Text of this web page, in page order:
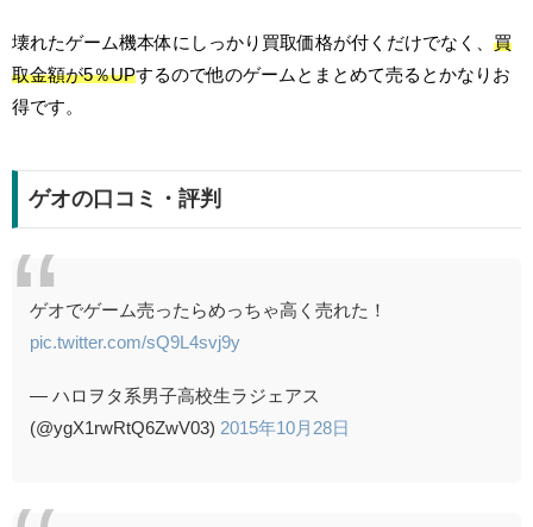
壊れたゲーム機本体にしっかり買取価格が付くだけでなく、 買
取金額が5％UPするので他のゲームとまとめて売るとかなりお
得です。
ゲオの口コミ・評判
ゲオでゲーム売ったらめっちゃ高く売れた！
pic.twitter.com/sQ9L4svj9y
— ハロヲタ系男子高校生ラジェアス
(@ygX1rwRtQ6ZwV03) 2015年10月28日